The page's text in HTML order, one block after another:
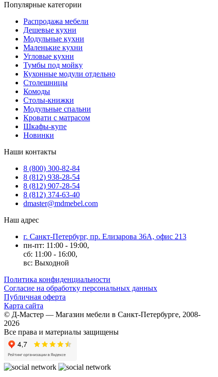
Популярные категории
Распродажа мебели
Дешевые кухни
Модульные кухни
Маленькие кухни
Угловые кухни
Тумбы под мойку
Кухонные модули отдельно
Столешницы
Комоды
Столы-книжки
Модульные спальни
Кровати с матрасом
Шкафы-купе
Новинки
Наши контакты
8 (800) 300-82-84
8 (812) 938-28-54
8 (812) 907-28-54
8 (812) 374-63-40
dmaster@mdmebel.com
Наш адрес
г. Санкт-Петербург, пр. Елизарова 36А, офис 213
пн-пт: 11:00 - 19:00,
сб: 11:00 - 16:00,
вс: Выходной
Политика конфиденциальности
Согласие на обработку персональных данных
Публичная оферта
Карта сайта
© Д-Мастер — Магазин мебели в Санкт-Петербурге, 2008-
2026
Все права и материалы защищены